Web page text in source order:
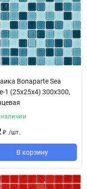
Bonaparte Sea
1 (25х25х4) 300х300,
₽ /шт.
В корзину